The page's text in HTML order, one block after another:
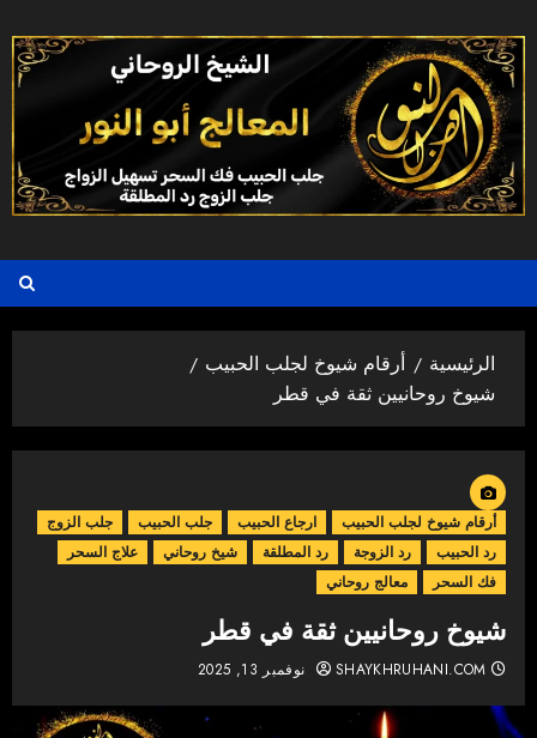
إلى
المحتوى
الرئيسية
أرقام شيوخ لجلب الحبيب
شيوخ روحانيين ثقة في قطر
أرقام شيوخ لجلب الحبيب ارجاع الحبيب جلب الحبيب
جلب الزوج
رد الحبيب
رد الزوجة رد المطلقة شيخ روحاني
علاج السحر
فك السحر
معالج روحاني
شيوخ روحانيين ثقة في قطر
SHAYKHRUHANI.COM نوفمبر 13, 2025